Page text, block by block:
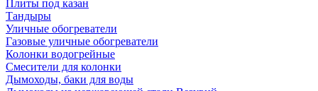
Плиты под казан
Тандыры
Уличные обогреватели
Газовые уличные обогреватели
Колонки водогрейные
Смесители для колонки
Дымоходы, баки для воды